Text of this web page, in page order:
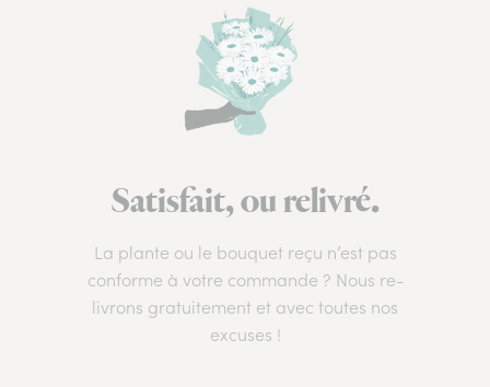
Satisfait, ou relivré.
La plante ou le bouquet reçu n’est pas
conforme à votre commande ? Nous re-
livrons gratuitement et avec toutes nos
excuses !